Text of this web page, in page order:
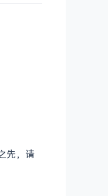
先，请